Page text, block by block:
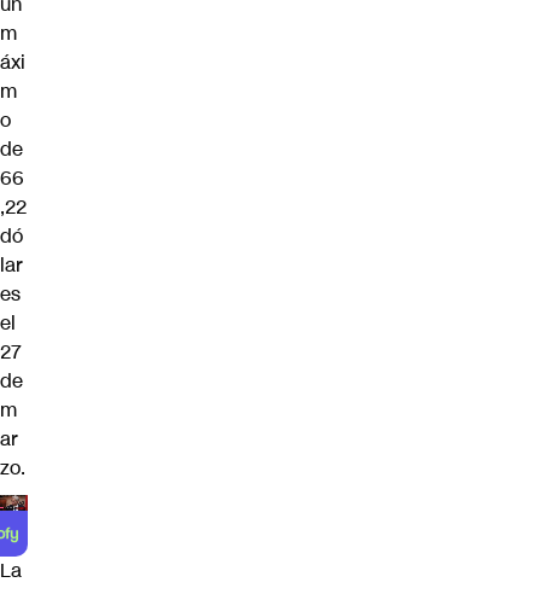
m
áxi
m
o
de
66
,22
dó
lar
es
el
27
de
m
ar
zo.
La